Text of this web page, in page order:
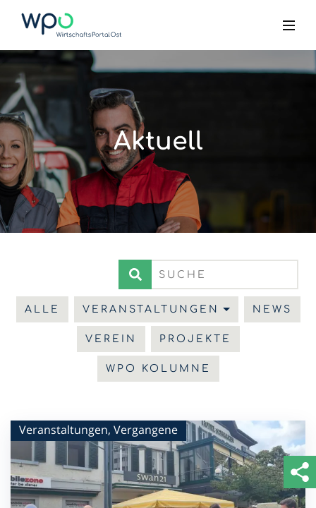
Aktuell
ALLE VERANSTALTUNGEN NEWS
VEREIN PROJEKTE
WPO KOLUMNE
Veranstaltungen, Vergangene